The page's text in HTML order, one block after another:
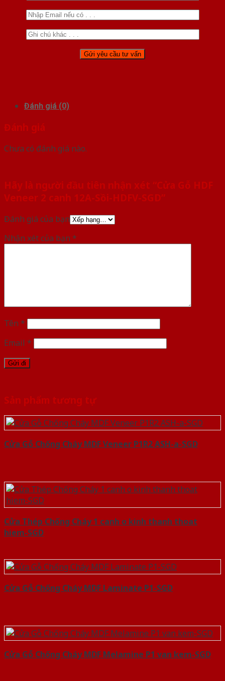
Đánh giá (0)
Đánh giá
Chưa có đánh giá nào.
Hãy là người đầu tiên nhận xét “Cửa Gỗ HDF
Veneer 2 canh 12A-Sồi-HDFV-SGD”
Đánh giá của bạn
Nhận xét của bạn *
Tên *
Email *
Sản phẩm tương tự
Cửa Gỗ Chống Cháy MDF Veneer P1R2 ASH-a-SGD
Cửa Thép Chống Cháy 1 canh o kinh thanh thoat
hiem-SGD
Cửa Gỗ Chống Cháy MDF Laminate P1-SGD
Cửa Gỗ Chống Cháy MDF Melamine P1 van kem-SGD